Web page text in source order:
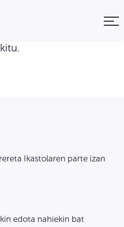
Ikastolaren parte izan
edota nahiekin bat